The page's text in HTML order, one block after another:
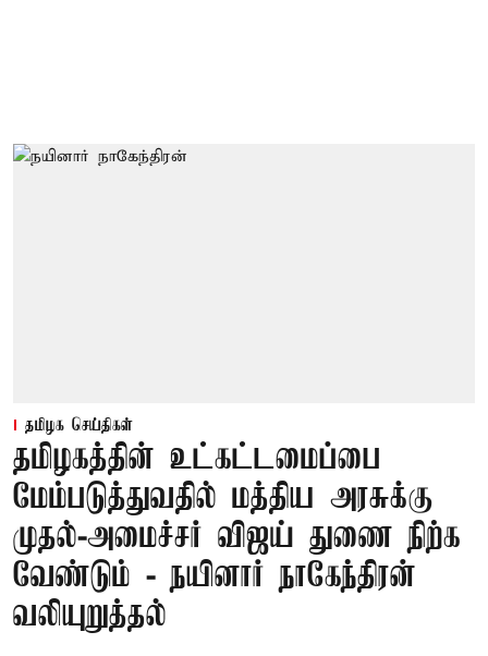
தமிழக செய்திகள்
தமிழகத்தின் உட்கட்டமைப்பை
மேம்படுத்துவதில் மத்திய அரசுக்கு
முதல்-அமைச்சர் விஜய் துணை நிற்க
வேண்டும் - நயினார் நாகேந்திரன்
வலியுறுத்தல்